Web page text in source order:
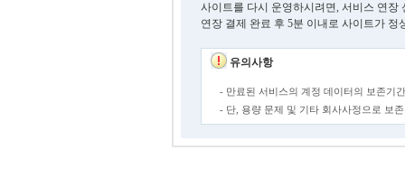
사이트를 다시 운영하시려면, 서비스 연장
연장 결제 완료 후 5분 이내로 사이트가 정
유의사항
- 만료된 서비스의 계정 데이터의 보존기
- 단, 용량 문제 및 기타 회사사정으로 보